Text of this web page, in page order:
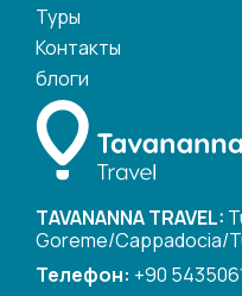
Туры
Контакты
блоги
TAVANANNA TRAVEL:
Goreme/Cappadocia/
Телефон: +90